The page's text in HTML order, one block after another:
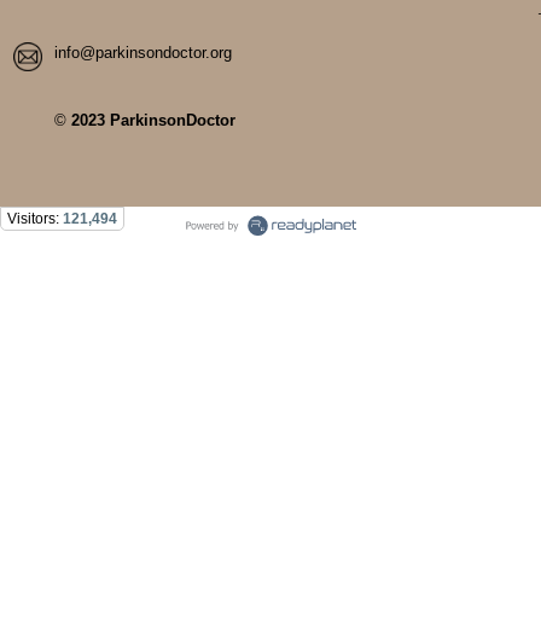
info@parkinsondoctor.org
© 2023 ParkinsonDoctor
Visitors: 121,494